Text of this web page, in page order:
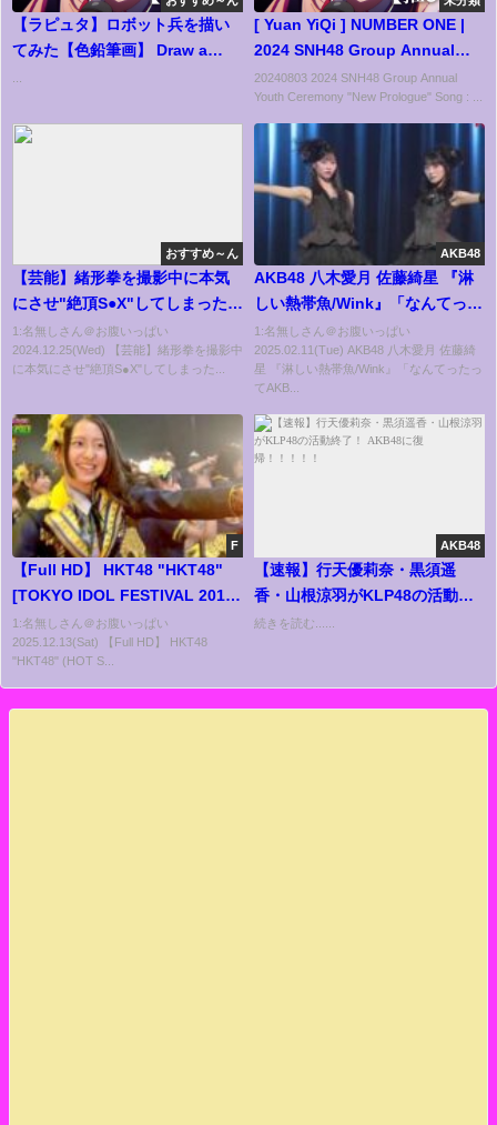
【ラピュタ】ロボット兵を描い
てみた【色鉛筆画】 Draw a
[ Yuan YiQi ] NUMBER ONE |
2024 SNH48 Group Annual
Youth Ceremony "New
Prologue"
20240803 2024 SNH48 Group Annual
Youth Ceremony "New Prologue" Song : ...
おすすめ～ん
【芸能】緒形拳を撮影中に本気
にさせ"絶頂S●X"してしまった大
物女優の正体…監督も"勝手に始
まった"と漏らした真相に言葉を
失う！『北の国から』で活躍し
界から消えた理由に驚愕
1:名無しさん＠お腹いっぱい
2024.12.25(Wed) 【芸能】緒形拳を撮影中
に本気にさせ"絶頂S●X"してしまった...
AKB48
AKB48 八木愛月 佐藤綺星 『淋
しい熱帯魚/Wink』「なんてった
ってAKB48」歌謡祭
1:名無しさん＠お腹いっぱい
2025.02.11(Tue) AKB48 八木愛月 佐藤綺
星 『淋しい熱帯魚/Wink』「なんてったっ
てAKB...
F
【Full HD】 HKT48 "HKT48"
[TOKYO IDOL FESTIVAL 2013]
(HOT STAGE 1/12)
1:名無しさん＠お腹いっぱい
2025.12.13(Sat) 【Full HD】 HKT48
"HKT48" (HOT S...
AKB48
【速報】行天優莉奈・黒須遥
香・山根涼羽がKLP48の活動終
了！ AKB48に復帰！！！！！
続きを読む......